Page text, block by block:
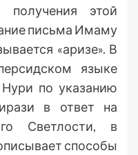
этой
письма Имаму
«аризе». В
языке
по указанию
в ответ на
Светлости, в
способы